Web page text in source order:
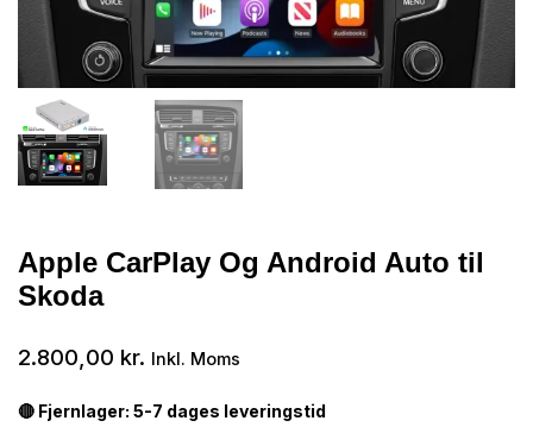
Apple CarPlay Og Android Auto til
Skoda
2.800,00 kr. Inkl. Moms
🔴 Fjernlager: 5-7 dages leveringstid